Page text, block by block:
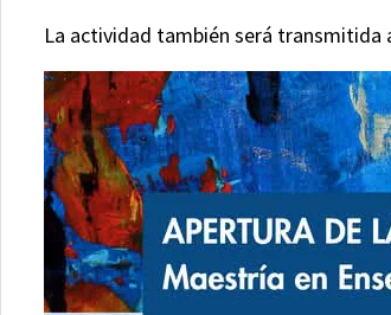
La actividad también será